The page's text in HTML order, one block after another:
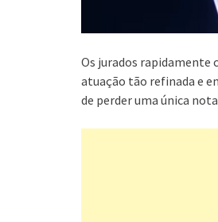
Os jurados rapidamente
atuação tão refinada e
de perder uma única